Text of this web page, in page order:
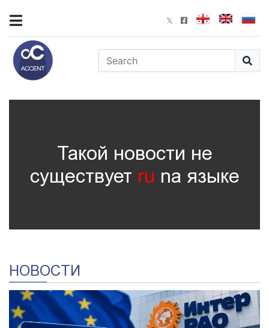
Такой новости не
существует ru nа языке
НОВОСТИ